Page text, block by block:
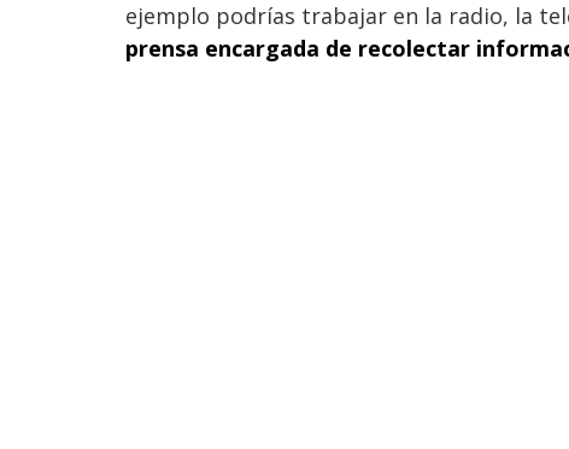
ejemplo podrías trabajar en la radio, la
prensa encargada de recolectar